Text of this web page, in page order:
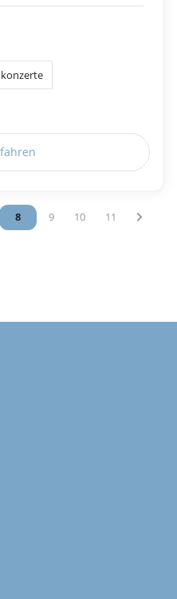
sur la page
êtes sur la page
Vous êtes sur la page
8 Vous êtes sur la page
9 Vous êtes sur la page
10 Vous êtes sur
11